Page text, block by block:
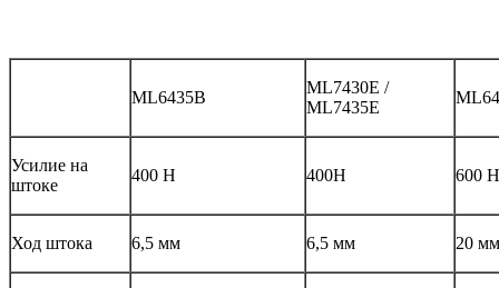
ML6435B
ML7430E /
ML7435E
Усилие на
штоке
400 Н 400Н 600 Н
Ход штока 6,5 мм 6,5 мм 20 мм